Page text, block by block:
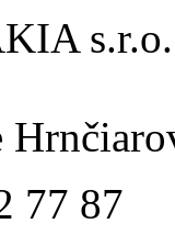
s.r.o.
77 87